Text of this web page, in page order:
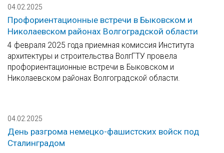
04.02.2025
Профориентационные встречи в Быковском и
Николаевском районах Волгоградской области
4 февраля 2025 года приемная комиссия Института
архитектуры и строительства ВолгГТУ провела
профориентационные встречи в Быковском и
Николаевском районах Волгоградской области.
04.02.2025
День разгрома немецко-фашистских войск под
Сталинградом